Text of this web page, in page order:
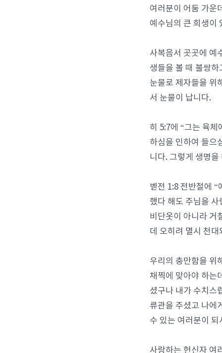
여러분이 어둠 가운
예수님의 큰 희생이
사복음서 곳곳에 예
생들을 볼 때 불쌍
눈물로 제자들을 위
서 눈물이 납니다.
히 5:7에 “그는 육
하심을 인하여 들으
니다. 그렇게 생명
벧전 1:8 전반절에
했다 해도 주님을
비단옷이 아니라 거
데 오히려 멸시 천
우리의 충만함을 위
채찍에 맞아야 하는
셨구나 내가 수치스
류관을 주셨고 나에
수 있는 여러분이
사랑하는 헌신자 여